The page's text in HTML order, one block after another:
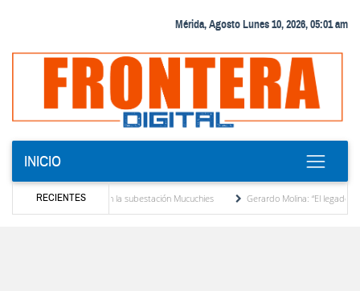
Mérida, Agosto Lunes 10, 2026, 05:01 am
INICIO
RECIENTES
en la subestación Mucuchies
Gerardo Molina: “El legado de Alberto Adriani es